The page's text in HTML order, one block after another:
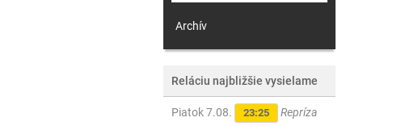
Archív
Reláciu najbližšie vysielame
Piatok 7.08. 23:25 Repríza